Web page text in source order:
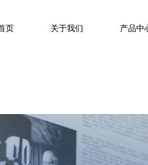
页 关于我们 产品中